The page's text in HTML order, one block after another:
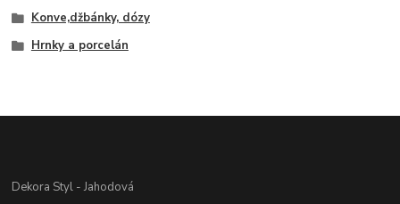
Konve,džbánky, dózy
Hrnky a porcelán
Dekora Styl - Jahodová